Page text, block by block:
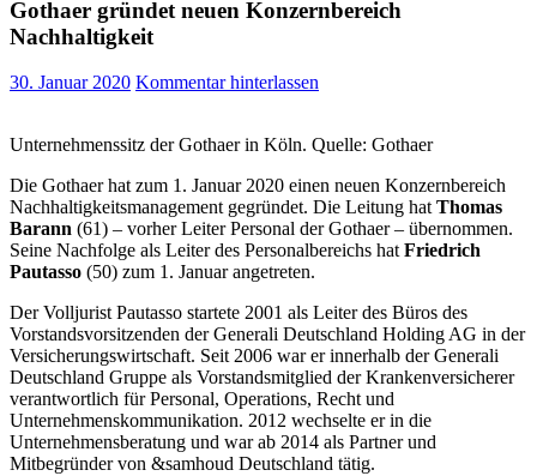
Gothaer gründet neuen Konzernbereich
Nachhaltigkeit
30. Januar 2020 Kommentar hinterlassen
Unternehmenssitz der Gothaer in Köln. Quelle: Gothaer
Die Gothaer hat zum 1. Januar 2020 einen neuen Konzernbereich
Nachhaltigkeitsmanagement gegründet. Die Leitung hatThomas
Barann (61) – vorher Leiter Personal der Gothaer – übernommen.
Seine Nachfolge als Leiter des Personalbereichs hatFriedrich
Pautasso (50) zum 1. Januar angetreten.
Der Volljurist Pautasso startete 2001 als Leiter des Büros des
Vorstandsvorsitzenden der Generali Deutschland Holding AG in der
Versicherungswirtschaft. Seit 2006 war er innerhalb der Generali
Deutschland Gruppe als Vorstandsmitglied der Krankenversicherer
verantwortlich für Personal, Operations, Recht und
Unternehmenskommunikation. 2012 wechselte er in die
Unternehmensberatung und war ab 2014 als Partner und
Mitbegründer von &samhoud Deutschland tätig.